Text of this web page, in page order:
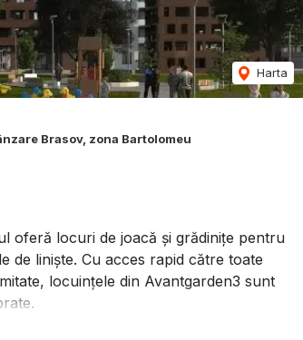
Harta
Brasov, zona Bartolomeu
oferă locuri de joacă și grădinițe pentru
de liniște. Cu acces rapid către toate
locuințele din Avantgarden3 sunt